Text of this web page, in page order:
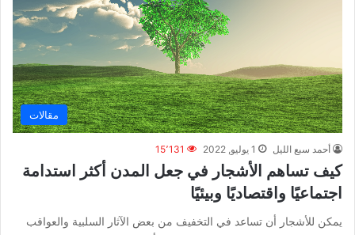
مقالات
أحمد سبع الليل 1 يوليو, 2022 15٬131
كيف تساهم الأشجار في جعل المدن أكثر استدامة
اجتماعيًا واقتصاديًا وبيئيًا
يمكن للأشجار أن تساعد في التخفيف من بعض الآثار السلبية والعواقب